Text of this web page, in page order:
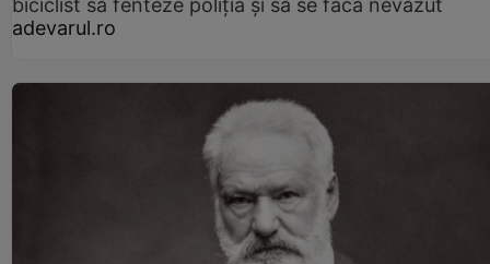
biciclist să fenteze poliția și să se facă nevăzut
adevarul.ro